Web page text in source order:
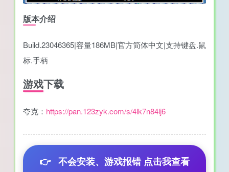
版本介绍
Build.23046365|容量186MB|官方简体中文|支持键盘.鼠
标.手柄
游戏下载
夸克： https://pan.123zyk.com/s/4lk7n84lj6
👉 不会安装、游戏报错 点击我查看